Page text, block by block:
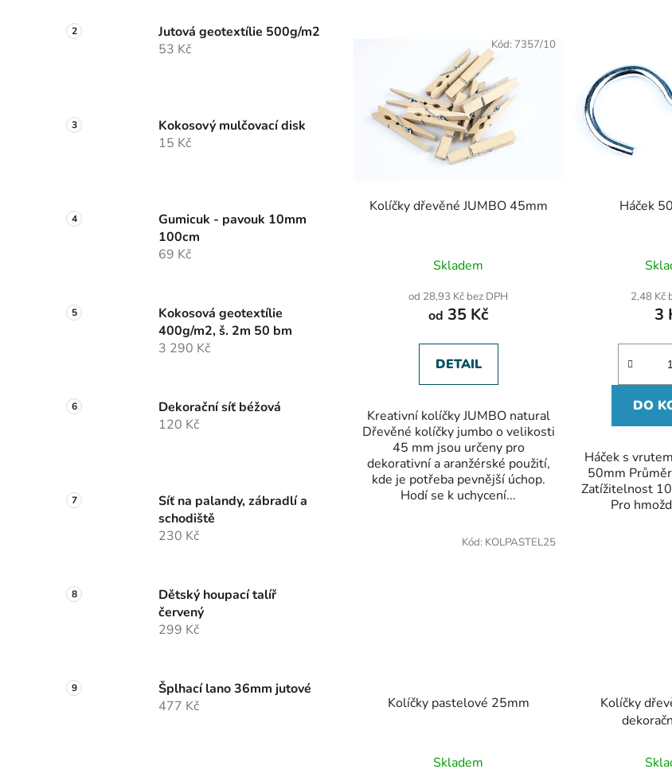
Jutová geotextílie 500g/m2
53 Kč
Kokosový mulčovací disk
15 Kč
Gumicuk - pavouk 10mm
100cm
69 Kč
Kokosová geotextílie
400g/m2, š. 2m 50 bm
3 290 Kč
Dekorační síť béžová
120 Kč
Síť na palandy, zábradlí a
schodiště
230 Kč
Dětský houpací talíř
červený
299 Kč
Šplhací lano 36mm jutové
477 Kč
Kolíčky dřevěné JUMBO 45mm
Skladem
od 28,93 Kč bez DPH
od 35 Kč
DETAIL
Kreativní kolíčky JUMBO natural
Dřevěné kolíčky jumbo o velikosti
45 mm jsou určeny pro
dekorativní a aranžérské použití,
kde je potřeba pevnější úchop.
Hodí se k uchycení...
Kód: 7357/10
Háček
2,48 Kč
3
DO
Háček s
50mm
Zatížitelnost
Pro
Kolíčky pastelové 25mm
Skladem
Kód: KOLPASTEL25
Kolíčky